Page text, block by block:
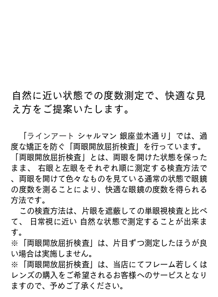
自然に近い状態での度数測定で、​快適な見
え方をご提案いたします。
ラインアート
シャルマン 銀座並木通り」では、過
度な矯正を防ぐ「両眼開放屈折検査」を行っています。
「両眼開放屈折検査」とは、両眼を開けた状態を保った
まま、 右眼と左眼をそれぞれ順に測定する検査方法で
、両眼を開けて色々なものを見ている通常の状態で眼鏡
の度数を測ることにより、快適な眼鏡の度数を得られる
方法です。
この検査方法は、片眼を遮蔽しての単眼視検査と比べ
て、 日常視に近い 自然な状態で測定することが出来ま
す。
※「両眼開放屈折検査」は、片目ずつ測定したほうが良
い場合は実施しません。
※「両眼開放屈折検査」は、当店にてフレーム若しくは
レンズの購入をご希望されるお客様へのサービスとなり
ますので、予めご了承ください。